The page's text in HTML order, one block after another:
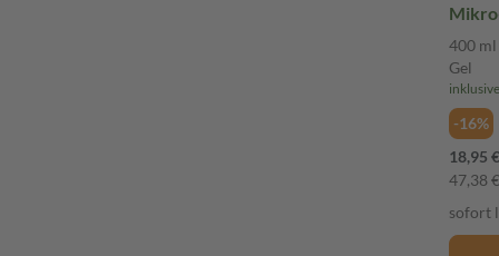
ml Gel
400 ml
Gel
-16%
18,95 €
47,38
sofort